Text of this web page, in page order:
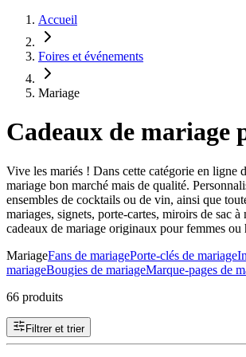
Accueil
Foires et événements
Mariage
Cadeaux de mariage
Vive les mariés ! Dans cette catégorie en ligne
mariage bon marché mais de qualité.
ensembles de cocktails ou de vin, ainsi que
mariages, signets, porte-cartes, miroirs de sac
cadeaux de mariage originaux pour femmes
MariageFans de mariagePorte-clés de mariage
mariageBougies de mariageMarque-pages de
66 produits
Filtrer et trier